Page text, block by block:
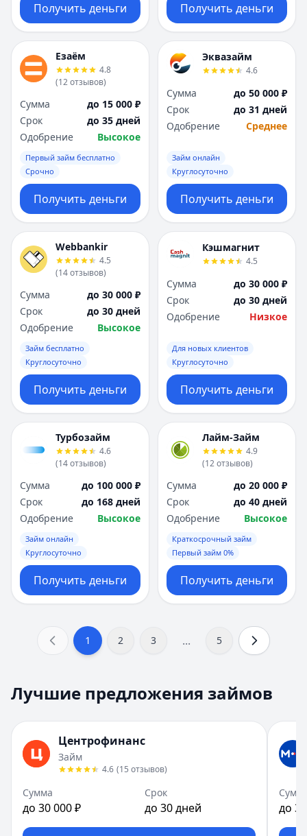
Получить деньги Получить деньги
Езаём
4.8
(12отзывов)
Сумма
до 15 000 ₽
Срок
до 35 дней
Одобрение
Высокое
Первый займ бесплатно
Срочно
Получить деньги
Эквазайм
4.6
Сумма
до 50 000 ₽
Срок
до 31 дней
Одобрение
Среднее
Займ онлайн
Круглосуточно
Получить деньги
Webbankir
4.5
(14отзывов)
Сумма
до 30 000 ₽
Срок
до 30 дней
Одобрение
Высокое
Займ бесплатно
Круглосуточно
Получить деньги
Кэшмагнит
4.5
Сумма
до 30 000 ₽
Срок
до 30 дней
Одобрение
Низкое
Для новых клиентов
Круглосуточно
Получить деньги
Турбозайм
4.6
(14отзывов)
Сумма
до 100 000 ₽
Срок
до 168 дней
Одобрение
Высокое
Займ онлайн
Круглосуточно
Получить деньги
Лайм-Займ
4.9
(12отзывов)
Сумма
до 20 000 ₽
Срок
до 40 дней
Одобрение
Высокое
Краткосрочный займ
Первый займ 0%
Получить деньги
1 2 3 ... 5
Лучшие предложения займов
Центрофинанс
Займ
4.6 (15 отзывов)
Сумма
до 30 000 ₽
Срок
до 30 дней до